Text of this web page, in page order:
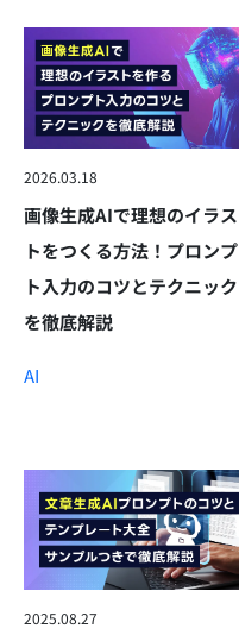
2026.03.18
画像生成AIで理想のイラス
トをつくる方法！プロンプ
ト入力のコツとテクニック
を徹底解説
AI
2025.08.27